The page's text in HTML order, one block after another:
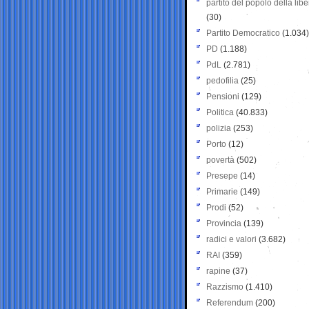
partito del popolo della
(30)
Partito Democratico (1.034)
PD (1.188)
PdL (2.781)
pedofilia (25)
Pensioni (129)
Politica (40.833)
polizia (253)
Porto (12)
povertà (502)
Presepe (14)
Primarie (149)
Prodi (52)
Provincia (139)
radici e valori (3.682)
RAI (359)
rapine (37)
Razzismo (1.410)
Referendum (200)